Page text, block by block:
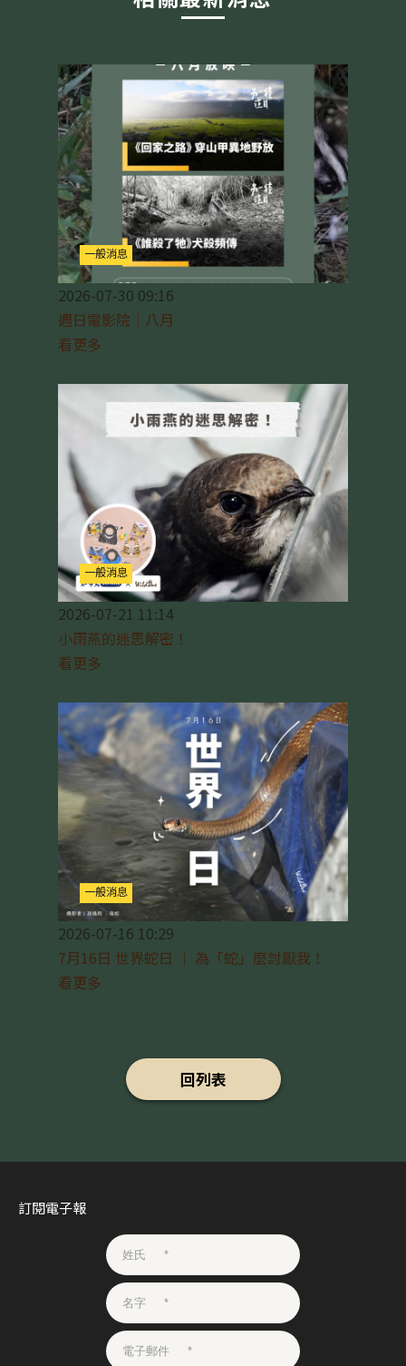
一般消息
2026-07-30 09:16
週日電影院｜八月
看更多
一般消息
2026-07-21 11:14
小雨燕的迷思解密！
看更多
一般消息
2026-07-16 10:29
7月16日 世界蛇日 ｜ 為「蛇」麼討厭我！
看更多
回列表
訂閱電子報